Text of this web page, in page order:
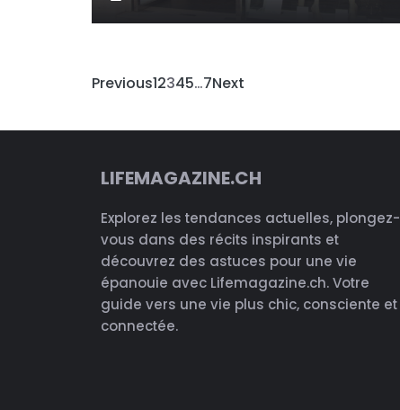
Previous12345…7Next
LIFEMAGAZINE.CH
Explorez les tendances actuelles, plongez-
vous dans des récits inspirants et
découvrez des astuces pour une vie
épanouie avec Lifemagazine.ch. Votre
guide vers une vie plus chic, consciente et
connectée.